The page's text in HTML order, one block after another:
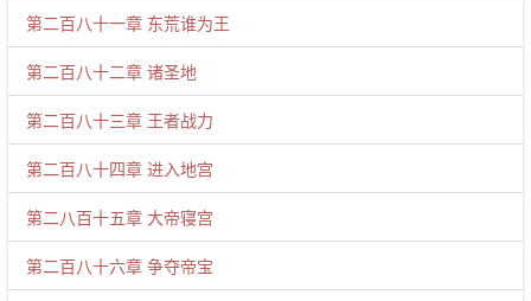
第二百八十一章 东荒谁为王
第二百八十二章 诸圣地
第二百八十三章 王者战力
第二百八十四章 进入地宫
第二八百十五章 大帝寝宫
第二百八十六章 争夺帝宝